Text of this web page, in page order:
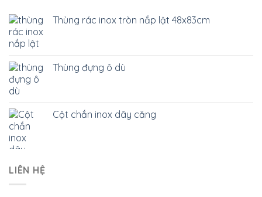
Thùng rác inox tròn nắp lật 48x83cm
Thùng đựng ô dù
Cột chắn inox dây căng
LIÊN HỆ